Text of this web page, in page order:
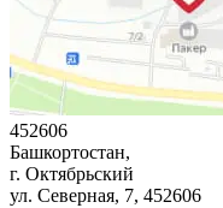
452606
Башкортостан,
г. Октябрьский
ул. Северная, 7, 452606